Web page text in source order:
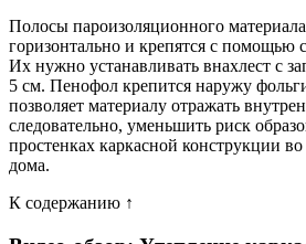
Полосы пароизоляционного
горизонтально и крепятся с помощью
Их нужно устанавливать внахлест с
5 см. Пенофол крепится наружу
позволяет материалу отражать
следовательно, уменьшить риск
простенках каркасной конструкции
дома.
К содержанию ↑